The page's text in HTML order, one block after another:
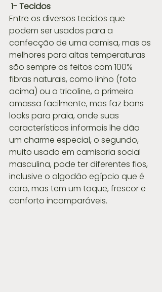
1- Tecidos
Entre os diversos tecidos que
podem ser usados para a
confecção de uma camisa, mas os
melhores para altas temperaturas
são sempre os feitos com 100%
fibras naturais, como linho (foto
acima) ou o tricoline, o primeiro
amassa facilmente, mas faz bons
looks para praia, onde suas
características informais lhe dão
um charme especial, o segundo,
muito usado em camisaria social
masculina, pode ter diferentes fios,
inclusive o algodão egípcio que é
caro, mas tem um toque, frescor e
conforto incomparáveis.